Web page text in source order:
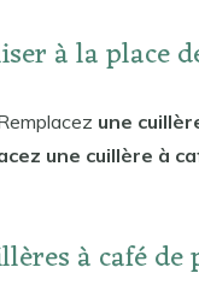
à la place
une
une cuillère à
à café